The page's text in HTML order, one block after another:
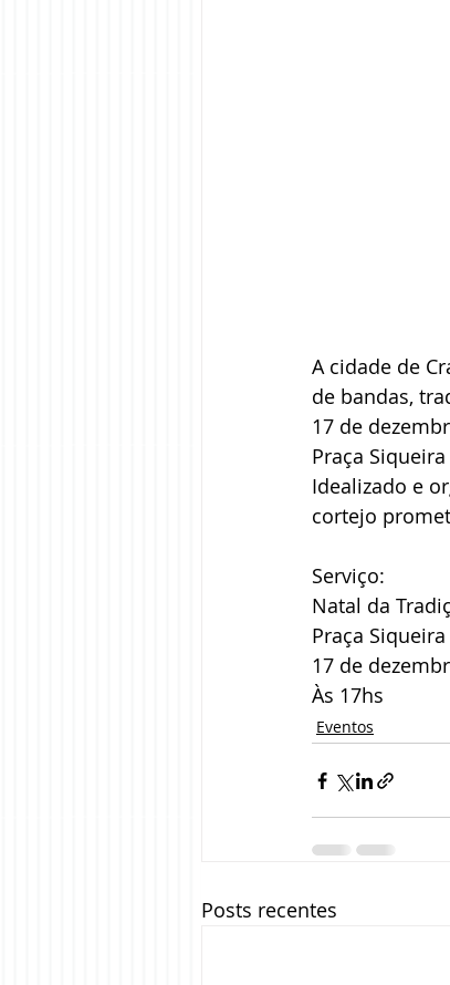
A cidade de
de bandas,
17 de
Praça
Idealizado e
cortejo
Serviço:
Natal da
Praça
17 de
Às 17hs
Eventos
Posts recentes